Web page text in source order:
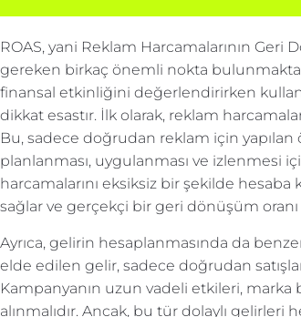
ROAS, yani Reklam Harcamalarının
gereken birkaç önemli nokta
finansal etkinliğini değerlendirirken
dikkat esastır. İlk olarak, reklam
Bu, sadece doğrudan reklam için
planlanması, uygulanması ve izlenmesi
harcamalarını eksiksiz bir şekilde hesaba
sağlar ve gerçekçi bir geri dönüşüm oranı
Ayrıca, gelirin hesaplanmasında da
elde edilen gelir, sadece doğrudan
Kampanyanın uzun vadeli etkileri,
alınmalıdır. Ancak, bu tür dolaylı